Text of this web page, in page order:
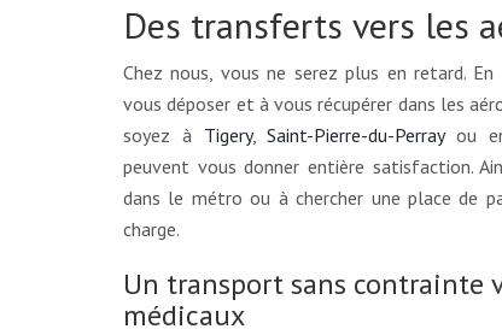
Des transferts vers les
Chez nous, vous ne serez plus en retard.
vous déposer et à vous récupérer dans les
soyez à Tigery,Saint-Pierre-du-Perrayou
peuvent vous donner entière satisfaction.
dans le métro ou à chercher une place de
charge.
Un transport sans contrainte
médicaux